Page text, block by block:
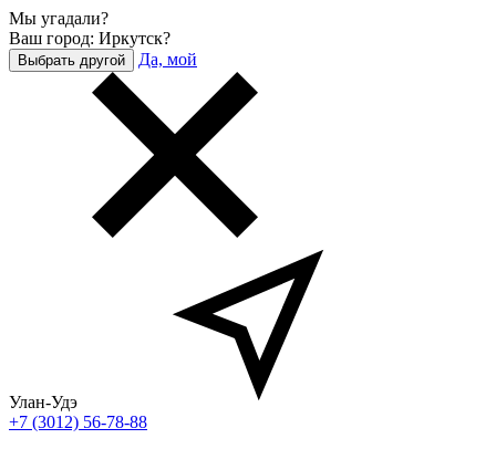
Мы угадали?
Ваш город: Иркутск?
Выбрать другой Да, мой
Улан-Удэ
+7 (3012) 56-78-88